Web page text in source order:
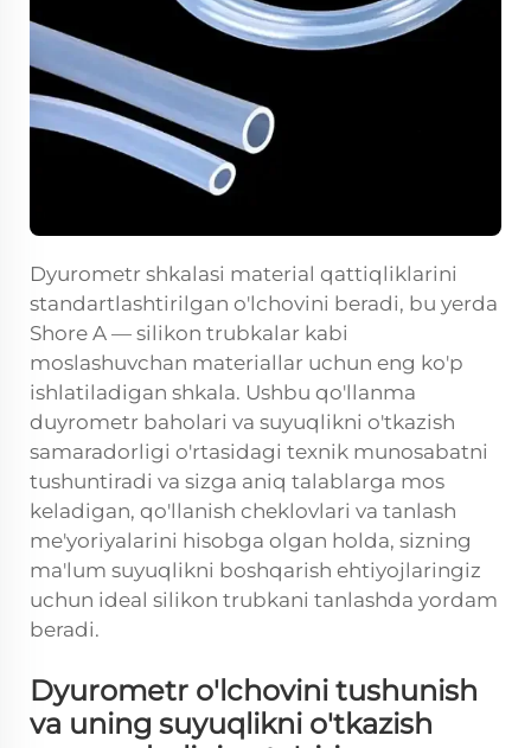
Dyurometr shkalasi material qattiqliklarini
standartlashtirilgan o'lchovini beradi, bu yerda
Shore A — silikon trubkalar kabi
moslashuvchan materiallar uchun eng ko'p
ishlatiladigan shkala. Ushbu qo'llanma
duyrometr baholari va suyuqlikni o'tkazish
samaradorligi o'rtasidagi texnik munosabatni
tushuntiradi va sizga aniq talablarga mos
keladigan, qo'llanish cheklovlari va tanlash
me'yoriyalarini hisobga olgan holda, sizning
ma'lum suyuqlikni boshqarish ehtiyojlaringiz
uchun ideal silikon trubkani tanlashda yordam
beradi.
Dyurometr o'lchovini tushunish
va uning suyuqlikni o'tkazish